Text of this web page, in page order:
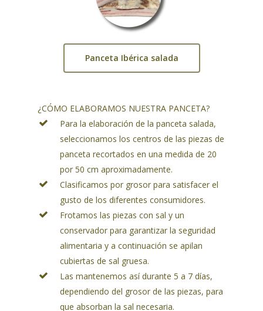
Panceta Ibérica salada
¿CÓMO ELABORAMOS NUESTRA PANCETA?
Para la elaboración de la panceta salada,
seleccionamos los centros de las piezas de
panceta recortados en una medida de 20
por 50 cm aproximadamente.
Clasificamos por grosor para satisfacer el
gusto de los diferentes consumidores.
Frotamos las piezas con sal y un
conservador para garantizar la seguridad
alimentaria y a continuación se apilan
cubiertas de sal gruesa.
Las mantenemos así durante 5 a 7 días,
dependiendo del grosor de las piezas, para
que absorban la sal necesaria.